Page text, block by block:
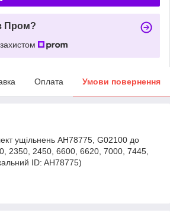
Пром?
Оплата Умови повернення
ущільнень AH78775, G02100 до
2350, 2450, 6600, 6620, 7000, 7445,
ID: AH78775)